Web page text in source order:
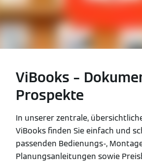
ViBooks –
Prospekte
In unserer zentrale,
ViBooks finden Sie einfach und
passenden Bedienungs-,
Planungsanleitungen sowie